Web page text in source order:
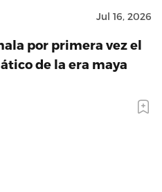
Jul 16, 2026
por primera vez el
de la era maya